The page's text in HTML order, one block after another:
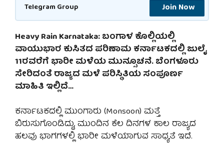
Telegram Group Join Now
Heavy Rain Karnataka: ಬಂಗಾಳ ಕೊಲ್ಲಿಯಲ್ಲಿ
ವಾಯುಭಾರ ಕುಸಿತದ ಪರಿಣಾಮ ಕರ್ನಾಟಕದಲ್ಲಿ ಜುಲೈ
11ರವರೆಗೆ ಭಾರೀ ಮಳೆಯ ಮುನ್ಸೂಚನೆ. ಬೆಂಗಳೂರು
ಸೇರಿದಂತೆ ರಾಜ್ಯದ ಮಳೆ ಪರಿಸ್ಥಿತಿಯ ಸಂಪೂರ್ಣ
ಮಾಹಿತಿ ಇಲ್ಲಿದೆ…
ಕರ್ನಾಟಕದಲ್ಲಿ ಮುಂಗಾರು (Monsoon) ಮತ್ತೆ
ಬಿರುಸುಗೊಂಡಿದ್ದು, ಮುಂದಿನ ಕೆಲ ದಿನಗಳ ಕಾಲ ರಾಜ್ಯದ
ಹಲವು ಭಾಗಗಳಲ್ಲಿ ಭಾರೀ ಮಳೆಯಾಗುವ ಸಾಧ್ಯತೆ ಇದೆ.